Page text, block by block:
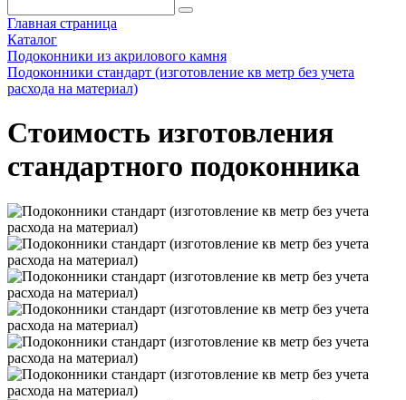
Главная страница
Каталог
Подоконники из акрилового камня
Подоконники стандарт (изготовление кв метр без учета
расхода на материал)
Стоимость изготовления
стандартного подоконника